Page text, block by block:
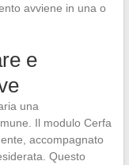
avviene in una o
e
una
Il modulo Cerfa
accompagnato
Questo